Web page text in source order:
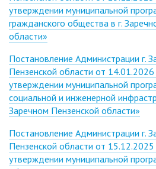
утверждении муниципальной
гражданского общества в г.
области»
Постановление Администрации г.
Пензенской области от
утверждении муниципальной
социальной и инженерной
Заречном Пензенской области»
Постановление Администрации г.
Пензенской области от
утверждении муниципальной